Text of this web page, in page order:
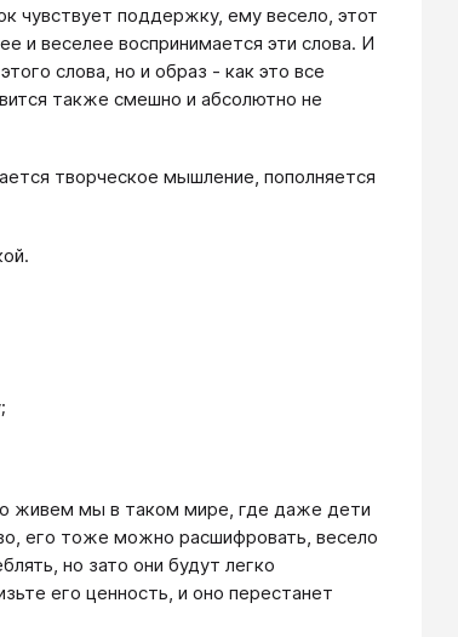
чувствует поддержку, ему весело, этот
и веселее воспринимается эти слова. И
слова, но и образ - как это все
также смешно и абсолютно не
творческое мышление, пополняется
живем мы в таком мире, где даже дети
его тоже можно расшифровать, весело
но зато они будут легко
его ценность, и оно перестанет